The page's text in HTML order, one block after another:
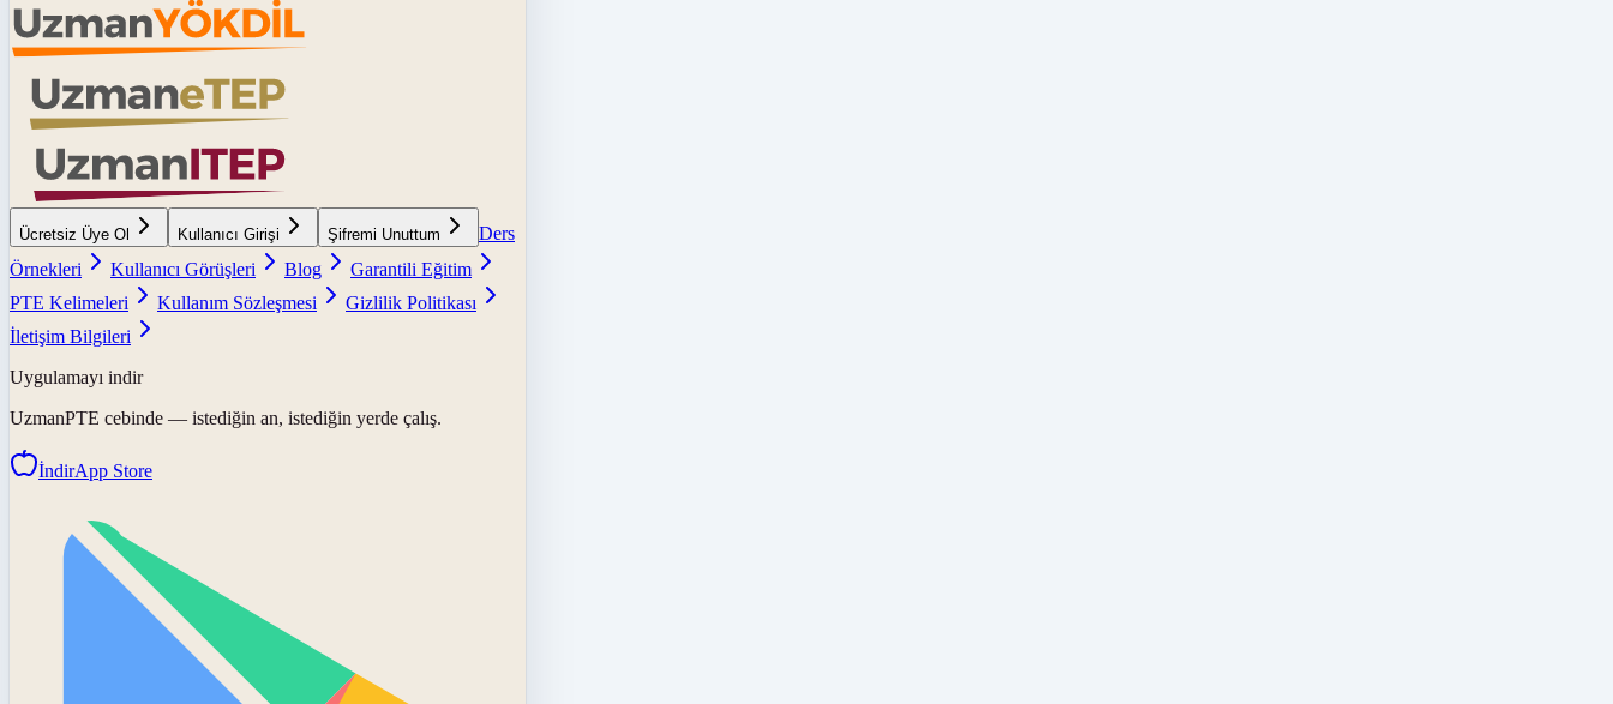
Ücretsiz Üye Ol Kullanıcı Girişi Şifremi Unuttum
Ders
Örnekleri
Kullanıcı Görüşleri Blog
Garantili Eğitim
PTE Kelimeleri
Kullanım Sözleşmesi
Gizlilik Politikası
İletişim Bilgileri
Uygulamayı indir
UzmanPTE cebinde — istediğin an, istediğin yerde çalış.
İndirApp Store